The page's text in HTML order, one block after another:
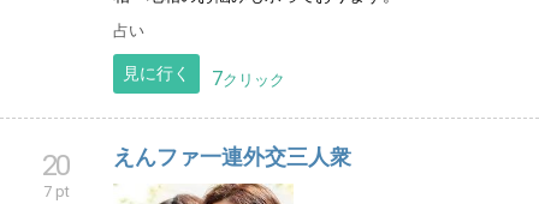
占い
見に行く 7クリック
20
7 pt
えんファ一連外交三人衆